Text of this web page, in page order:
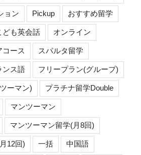
ョン Pickup おすすめ留学
ども英会話 オンライン
コース スパルタ留学
ンス語 フリープラン(グループ)
ーマン) プラチナ留学Double
マンツーマン
マンツーマン留学(月8回)
12回) 一括 中国語